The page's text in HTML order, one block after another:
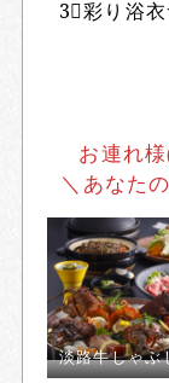
3⃣彩り浴
お連れ
＼あなた
淡路牛しゃぶ